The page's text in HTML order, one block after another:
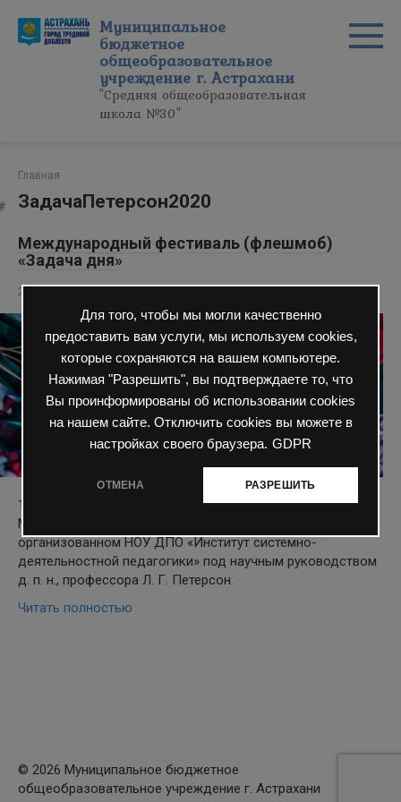
Для того, чтобы мы могли качественно
предоставить вам услуги, мы используем cookies,
которые сохраняются на вашем компьютере.
Нажимая "Разрешить", вы подтверждаете то, что
Вы проинформированы об использовании cookies
на нашем сайте. Отключить cookies вы можете в
настройках своего браузера. GDPR
ОТМЕНА РАЗРЕШИТЬ
контенту
Муниципальное
бюджетное
общеобразовательное
учреждение г. Астрахани
"Средняя общеобразовательная
школа №30"
Главная
ЗадачаПетерсон2020
Международный фестиваль (флешмоб)
«Задача дня»
21 Дек 2020
18 декабря 2020г наша школа приняла участие в
Международном фестивале-флешмобе «Задача дня»,
организованном НОУ ДПО «Институт системно-
деятельностной педагогики» под научным руководством
д. п. н., профессора Л. Г. Петерсон.
Читать полностью
© 2026 Муниципальное бюджетное
общеобразовательное учреждение г. Астрахани